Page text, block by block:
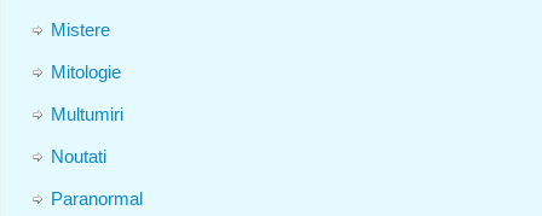
Mistere
Mitologie
Multumiri
Noutati
Paranormal